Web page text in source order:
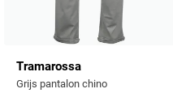
Tramarossa
Grijs pantalon chino